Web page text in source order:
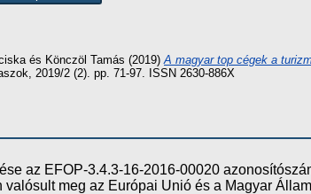
és Könczöl Tamás (2019) A magyar top cégek a
2019/2 (2). pp. 71-97. ISSN 2630-886X
az EFOP-3.4.3-16-2016-00020
meg az Európai Unió és a Magyar